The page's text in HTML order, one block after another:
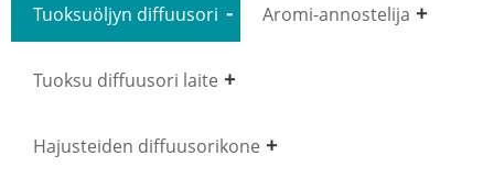
Tuoksuöljyn diffuusori Aromi-annostelija
Tuoksu diffuusori laite
Hajusteiden diffuusorikone